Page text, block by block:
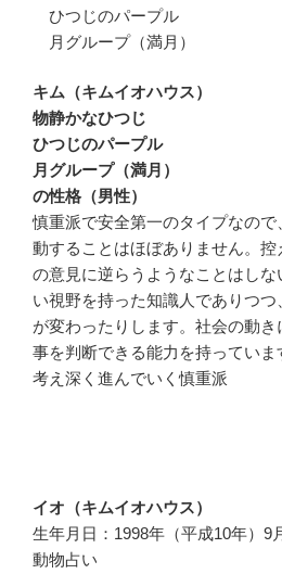
ひつじのパープル
月グループ（満月）
キム（キムイオハウス）
物静かなひつじ
ひつじのパープル
月グループ（満月）
の性格（男性）
慎重派で安全第一のタイプなの
動することはほぼありません。控
の意見に逆らうようなことはし
い視野を持った知識人でありつつ
が変わったりします。社会の動
事を判断できる能力を持っていま
考え深く進んでいく慎重派
イオ（キムイオハウス）
生年月日：1998年（平成10年）9
動物占い